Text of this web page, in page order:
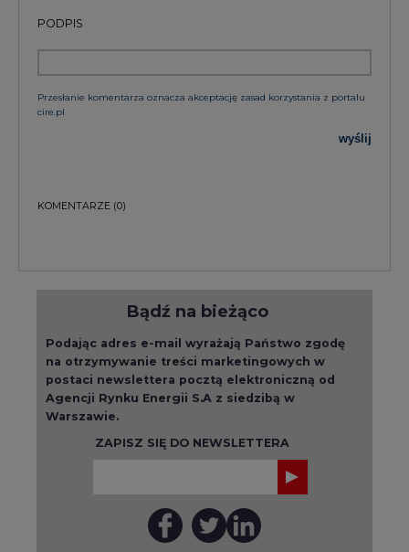
PODPIS
Przesłanie komentarza oznacza akceptację zasad korzystania z portalu
cire.pl
wyślij
KOMENTARZE (0)
Bądź na bieżąco
Podając adres e-mail wyrażają Państwo zgodę
na otrzymywanie treści marketingowych w
postaci newslettera pocztą elektroniczną od
Agencji Rynku Energii S.A z siedzibą w
Warszawie.
ZAPISZ SIĘ DO NEWSLETTERA